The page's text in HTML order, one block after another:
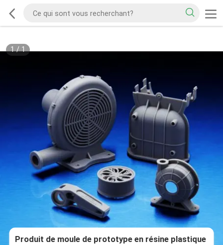
1/1
Produit de moule de prototype en résine plastique